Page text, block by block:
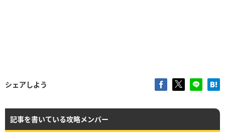
シェアしよう
記事を書いている攻略メンバー